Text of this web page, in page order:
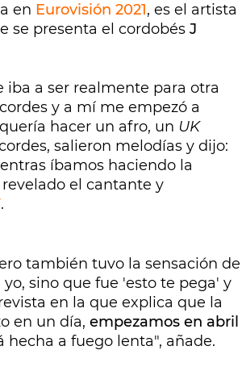
en Eurovisión 2021, es el artista
se presenta el cordobés J
iba a ser realmente para otra
y a mí me empezó a
hacer un afro, un UK
salieron melodías y dijo:
íbamos haciendo la
el cantante y
.
también tuvo la sensación de
sino que fue 'esto te pega' y
en la que explica que la
en un día, empezamos en abril
hecha a fuego lenta", añade.